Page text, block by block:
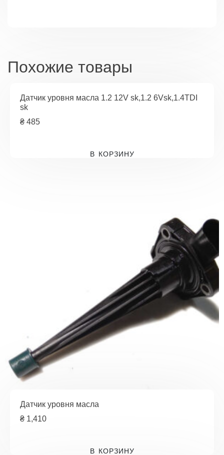
Похожие товары
Датчик уровня масла 1.2 12V sk,1.2 6Vsk,1.4TDI
sk
₴ 485
В КОРЗИНУ
Датчик уровня масла
₴ 1,410
В КОРЗИНУ